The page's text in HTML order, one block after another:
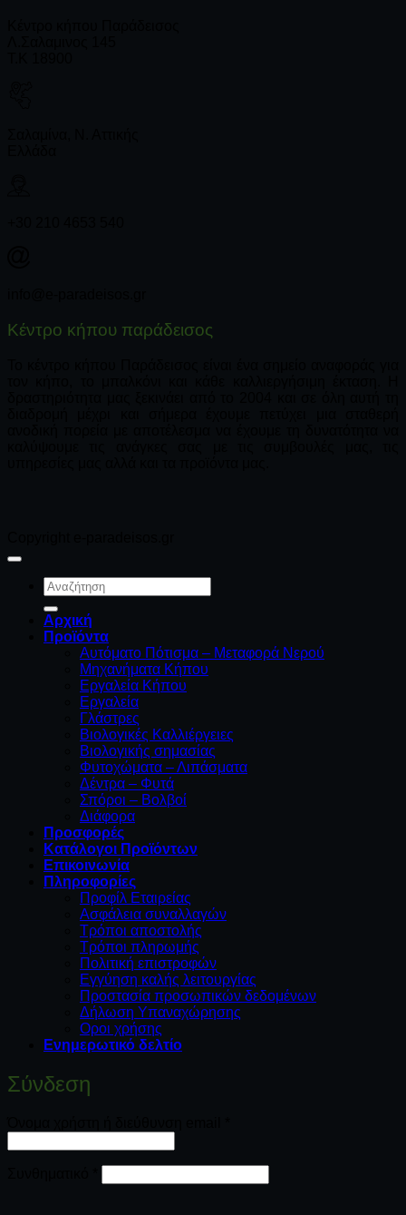
Κέντρο κήπου παράδεισος
Αναζήτηση
για:
Αρχική
Προϊόντα
Αυτόματο Πότισμα – Μεταφορά Νερού
Μηχανήματα Κήπου
Εργαλεία Κήπου
Εργαλεία
Γλάστρες
Βιολογικές Καλλιέργειες
Βιολογικής σημασίας
Φυτοχώματα – Λιπάσματα
Δέντρα – Φυτά
Σπόροι – Βολβοί
Διάφορα
Προσφορές
Κατάλογοι Προϊόντων
Επικοινωνία
Πληροφορίες
Προφίλ Εταιρείας
Ασφάλεια συναλλαγών
Τρόποι αποστολής
Τρόποι πληρωμής
Πολιτική επιστροφών
Εγγύηση καλής λειτουργίας
Προστασία προσωπικών δεδομένων
Δήλωση Υπαναχώρησης
Οροι χρήσης
Ενημερωτικό δελτίο
Σύνδεση